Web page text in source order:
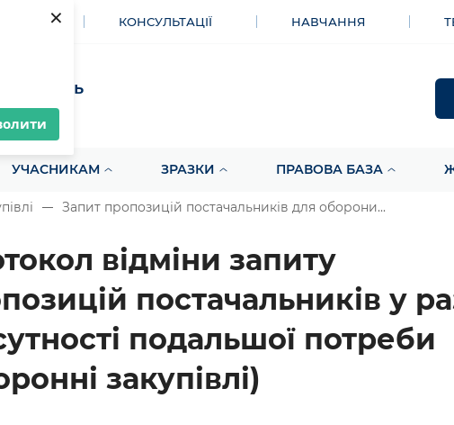
× КОНСУЛЬТАЦІЇ НАВЧАННЯ
УЧАСНИКАМ ЗРАЗКИ ПРАВОВА БАЗА
Запит пропозицій постачальників для оборони...
відміни запиту
постачальників у
подальшої потреби
закупівлі)